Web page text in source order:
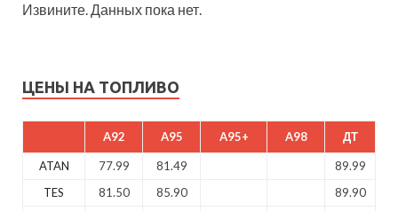
Извините. Данных пока нет.
ЦЕНЫ НА ТОПЛИВО
A92 A95 A95+ A98 ДТ
ATAN 77.99 81.49
89.99
TES
81.50 85.90
89.90